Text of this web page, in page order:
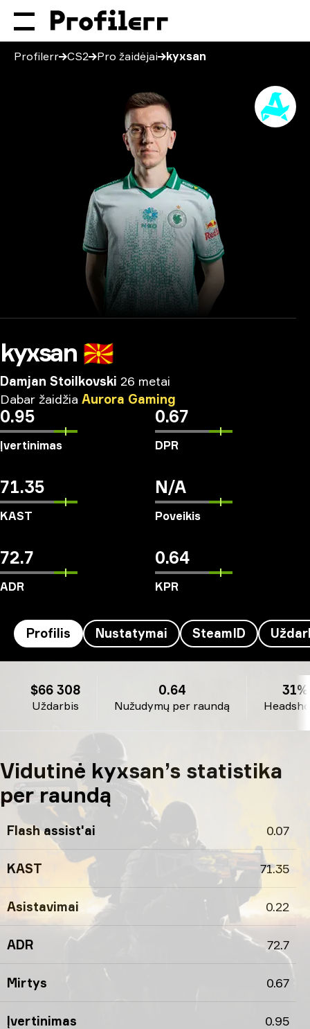
Profilerr CS2 Pro žaidėjai kyxsan
kyxsan 🇲🇰
Damjan Stoilkovski 26 metai
Dabar žaidžia Aurora Gaming
0.95
Įvertinimas
0.67
DPR
71.35
KAST
N/A
Poveikis
72.7
ADR
0.64
KPR
Profilis Nustatymai SteamID
Uždarbis
$66 308
Nužudymų per raundą
0.64 31%
Vidutinė kyxsan’s statistika
per raundą
Flash assist'ai 0.07
KAST 71.35
Asistavimai 0.22
ADR 72.7
Mirtys 0.67
Įvertinimas 0.95